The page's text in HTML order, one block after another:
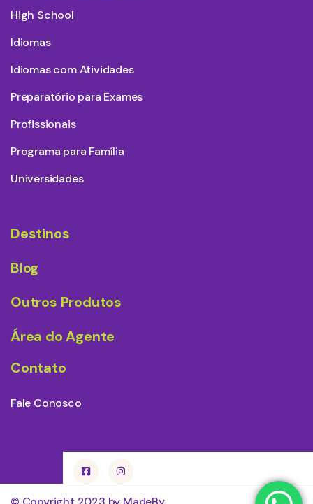
High School
Idiomas
Idiomas com Atividades
Preparatório para Exames
Profissionais
Programa para Família
Universidades
Destinos
Blog
Outros Produtos
Área do Agente
Contato
Fale Conosco